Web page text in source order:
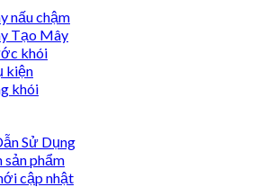
nấu chậm
Tạo Mây
khói
kiện
khói
Sử Dụng
sản phẩm
cập nhật